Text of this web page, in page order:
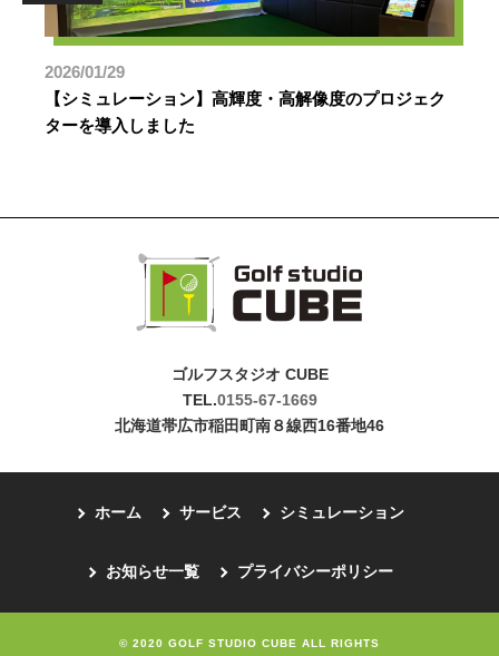
2026/01/29
【シミュレーション】高輝度・高解像度のプロジェク
ターを導入しました
ゴルフスタジオ CUBE
TEL.0155-67-1669
北海道帯広市稲田町南８線西16番地46
ホーム サービス シミュレーション
お知らせ一覧 プライバシーポリシー
© 2020 GOLF STUDIO CUBE ALL RIGHTS